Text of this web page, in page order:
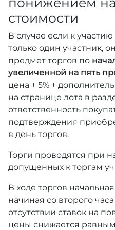
стоимости
В случае если к
только один участник,
предмет торгов по
увеличенной на пять
цена + 5% +
на странице лота в
ответственность
подтверждения
в день торгов.
Торги проводятся при
допущенных к торгам
В ходе торгов
начиная со второго
отсутствии ставок на
цены снижается